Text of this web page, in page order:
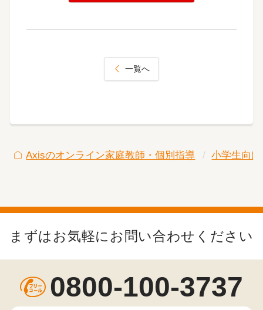
一覧へ
Axisのオンライン家庭教師・個別指導 小学生向け
まずはお気軽にお問い合わせください
0800-100-3737